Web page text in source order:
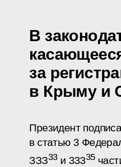
В
за
в Крыму и
Президент
в статью 3
ЗЗЗ33и 33335